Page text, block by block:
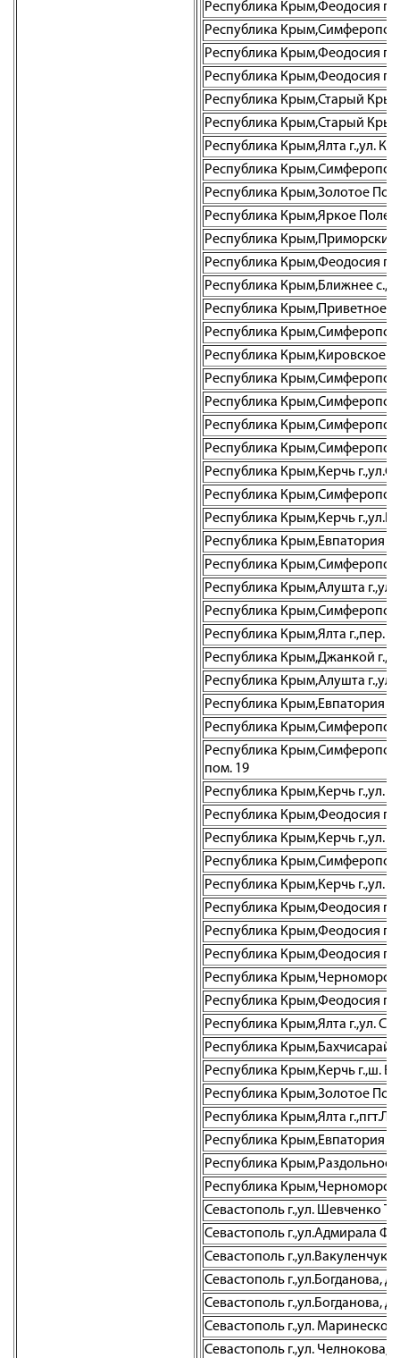
Республика Крым,Феодосия
Республика
Республика Крым,Феодосия
Республика Крым,Феодосия
Республика Крым,Старый Крым
Республика Крым,Старый Крым
Республика Крым,Ялта г.,ул.
Республика
Республика Крым,Золотое
Республика Крым,Яркое Поле
Республика Крым,Приморский
Республика Крым,Феодосия
Республика Крым,Ближнее
Республика Крым,Приветное
Республика
Республика Крым,Кировское
Республика
Республика
Республика Крым,Симферополь
Республика
Республика Крым,Керчь
Республика
Республика Крым,Керчь
Республика Крым,Евпатория
Республика Крым,Симферополь
Республика Крым,Алушта г.,ул.
Республика
Республика Крым,Ялта г.,пер.
Республика Крым,Джанкой
Республика Крым,Алушта г.,ул.
Республика Крым,Евпатория
Республика
Республика
пом. 19
Республика Крым,Керчь г.,ул.
Республика Крым,Феодосия
Республика Крым,Керчь г.,ул.
Республика
Республика Крым,Керчь г.,ул.
Республика Крым,Феодосия
Республика Крым,Феодосия
Республика Крым,Феодосия
Республика
Республика Крым,Феодосия
Республика Крым,Ялта г.,ул.
Республика Крым,Бахчисарай
Республика Крым,Керчь г.,ш.
Республика Крым,Золотое
Республика Крым,Ялта
Республика Крым,Евпатория
Республика Крым,Раздольное
Республика
Севастополь г.,ул. Шевченко
Севастополь г.,ул.Адмирала
Севастополь
Севастополь г.,ул.Богданова,
Севастополь г.,ул.Богданова,
Севастополь г.,ул. Маринеско
Севастополь г.,ул. Челнокова,